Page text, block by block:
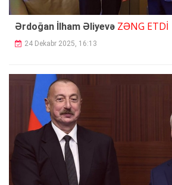
Ərdoğan İlham Əliyevə ZƏNG ETDİ
24 Dekabr 2025, 16:13